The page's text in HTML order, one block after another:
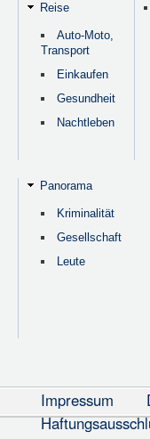
Reise
Auto-Moto,
Transport
Einkaufen
Gesundheit
Nachtleben
Panorama
Kriminalität
Gesellschaft
Leute
Impressum